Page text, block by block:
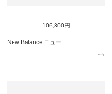
106,800円
New Balance ニュー...
asty